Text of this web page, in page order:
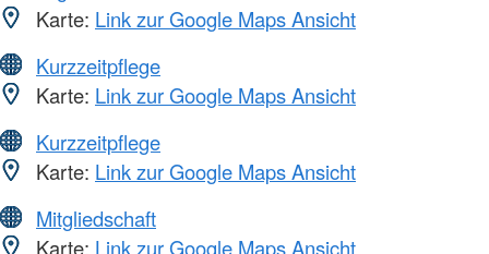
Karte: Link zur Google Maps Ansicht
Kurzzeitpflege
Karte: Link zur Google Maps Ansicht
Kurzzeitpflege
Karte: Link zur Google Maps Ansicht
Mitgliedschaft
Karte: Link zur Google Maps Ansicht